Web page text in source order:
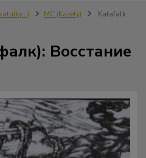
MC (Kazety)
Katafalk
Восстание